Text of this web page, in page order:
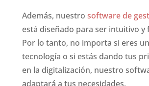
Además, nuestro software de
está diseñado para ser intuitivo y
Por lo tanto, no importa si eres
tecnología o si estás dando tus
en la digitalización, nuestro
adaptará a tus necesidades.